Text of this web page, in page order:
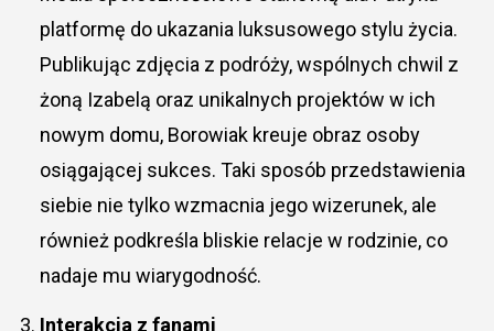
platformę do ukazania luksusowego stylu życia.
Publikując zdjęcia z podróży, wspólnych chwil z
żoną Izabelą oraz unikalnych projektów w ich
nowym domu, Borowiak kreuje obraz osoby
osiągającej sukces. Taki sposób przedstawienia
siebie nie tylko wzmacnia jego wizerunek, ale
również podkreśla bliskie relacje w rodzinie, co
nadaje mu wiarygodność.
Interakcja z fanami